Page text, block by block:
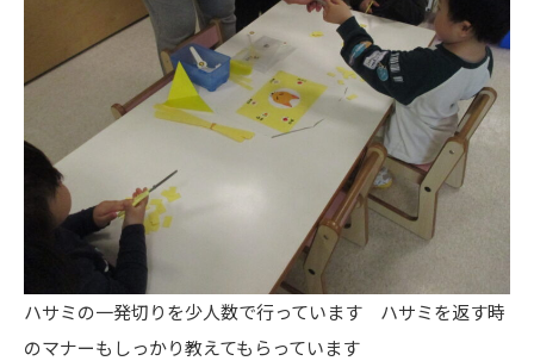
ハサミの一発切りを少人数で行っています ハサミを返す時
のマナーもしっかり教えてもらっています